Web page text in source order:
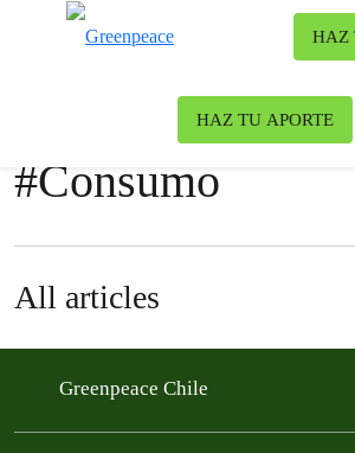
HAZ
HAZ TU APORTE
#Consumo
All articles
Greenpeace Chile